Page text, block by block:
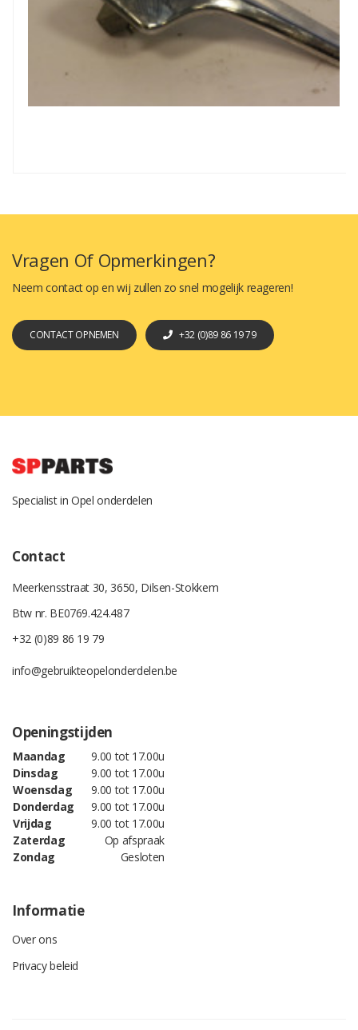
Vragen Of Opmerkingen?
Neem contact op en wij zullen zo snel mogelijk reageren!
CONTACT OPNEMEN +32 (0)89 86 19 79
Specialist in Opel onderdelen
Contact
Meerkensstraat 30, 3650, Dilsen-Stokkem
Btw nr. BE0769.424.487
+32 (0)89 86 19 79
info@gebruikteopelonderdelen.be
Openingstijden
Maandag
9.00 tot 17.00u
Dinsdag
9.00 tot 17.00u
Woensdag
9.00 tot 17.00u
Donderdag
9.00 tot 17.00u
Vrijdag
9.00 tot 17.00u
Zaterdag
Op afspraak
Zondag
Gesloten
Informatie
Over ons
Privacy beleid